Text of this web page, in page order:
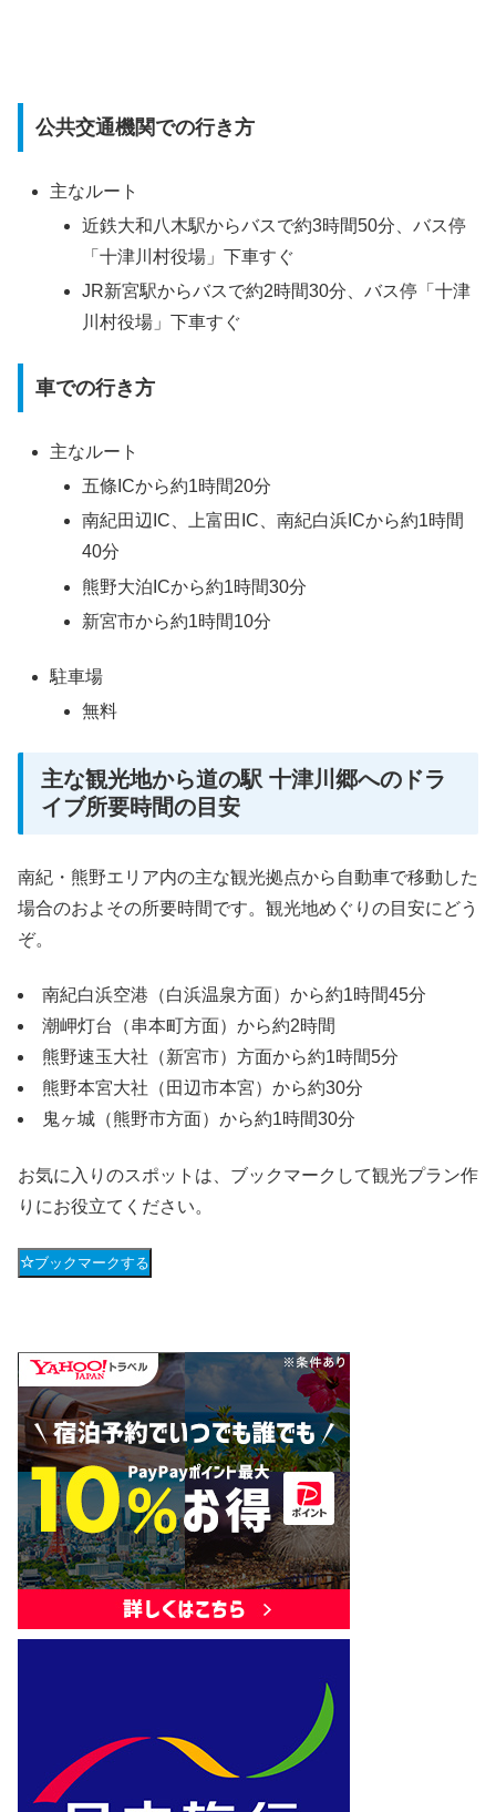
公共交通機関での行き方
主なルート
近鉄大和八木駅からバスで約3時間50分、バス停
「十津川村役場」下車すぐ
JR新宮駅からバスで約2時間30分、バス停「十津
川村役場」下車すぐ
車での行き方
主なルート
五條ICから約1時間20分
南紀田辺IC、上富田IC、南紀白浜ICから約1時間
40分
熊野大泊ICから約1時間30分
新宮市から約1時間10分
駐車場
無料
主な観光地から道の駅 十津川郷へのドラ
イブ所要時間の目安
南紀・熊野エリア内の主な観光拠点から自動車で移動した
場合のおよその所要時間です。観光地めぐりの目安にどう
ぞ。
南紀白浜空港（白浜温泉方面）から約1時間45分
潮岬灯台（串本町方面）から約2時間
熊野速玉大社（新宮市）方面から約1時間5分
熊野本宮大社（田辺市本宮）から約30分
鬼ヶ城（熊野市方面）から約1時間30分
お気に入りのスポットは、ブックマークして観光プラン作
りにお役立てください。
ブックマークする